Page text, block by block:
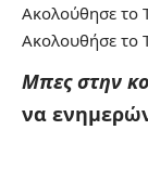
Ακολούθησε το
Ακολουθήσε το
Μπες στην
να